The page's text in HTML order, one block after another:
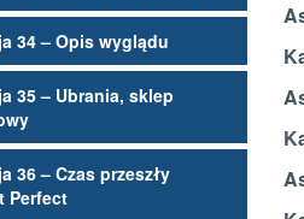
34 – Opis wyglądu
35 – Ubrania, sklep
36 – Czas przeszły
Perfect